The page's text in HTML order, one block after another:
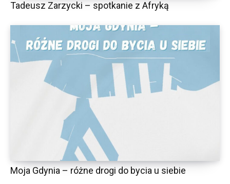
Tadeusz Zarzycki – spotkanie z Afryką
Moja Gdynia – różne drogi do bycia u siebie